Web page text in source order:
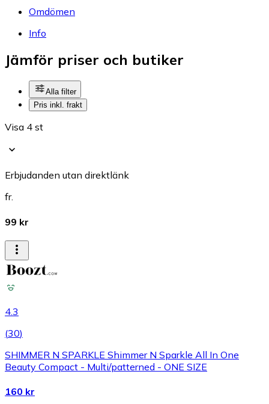
Omdömen
Info
Jämför priser och butiker
Alla filter
Pris inkl. frakt
Visa 4 st
Erbjudanden utan direktlänk
fr.
99 kr
4.3
(30)
SHIMMER N SPARKLE Shimmer N Sparkle All In One
Beauty Compact - Multi/patterned - ONE SIZE
160 kr